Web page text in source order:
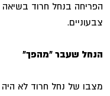
הפריחה בנחל חרוד
צבעוניים.
הנחל שעבר "מהפך"
מצבו של נחל חרוד לא